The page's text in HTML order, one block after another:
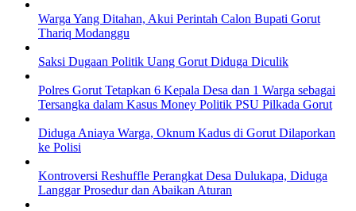
Warga Yang Ditahan, Akui Perintah Calon Bupati Gorut
Thariq Modanggu
Saksi Dugaan Politik Uang Gorut Diduga Diculik
Polres Gorut Tetapkan 6 Kepala Desa dan 1 Warga sebagai
Tersangka dalam Kasus Money Politik PSU Pilkada Gorut
Diduga Aniaya Warga, Oknum Kadus di Gorut Dilaporkan
ke Polisi
Kontroversi Reshuffle Perangkat Desa Dulukapa, Diduga
Langgar Prosedur dan Abaikan Aturan